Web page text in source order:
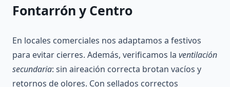
Fontarrón y Centro
En locales comerciales nos adaptamos a festivos
para evitar cierres. Además, verificamos la ventilación
secundaria: sin aireación correcta brotan vacíos y
retornos de olores. Con sellados correctos